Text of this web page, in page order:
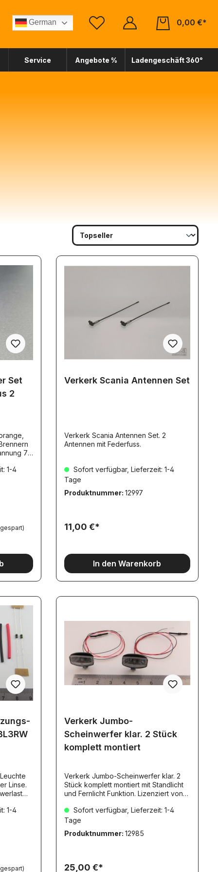
German
0,00 €*
Service Angebote % Ladengeschäft 360°
Set
2
1-4
Verkerk Scania Antennen Set
Verkerk Scania Antennen Set. 2
Antennen mit Federfuss.
Sofort verfügbar, Lieferzeit: 1-4
Tage
Produktnummer: 12997
11,00 €*
In den Warenkorb
Linse.
1-4
Verkerk Jumbo-
Scheinwerfer klar. 2 Stück
komplett montiert
Verkerk Jumbo-Scheinwerfer klar. 2
Stück komplett montiert mit Standlicht
und Fernlicht Funktion. Lizenziert von
Micro SMDs, Halter. Maße
Scheinwerfer: 18 x 10,5mm, Tiefe
zum Aufklipsen auf 5mm Rundmaterial:
Leitung eingelötet.Geeignet für
Sofort verfügbar, Lieferzeit: 1-4
Tage
Produktnummer: 12985
25,00 €*